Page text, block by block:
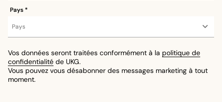
Pays
Vos données seront traitées conformément à la politique de
confidentialité de UKG.
Vous pouvez vous désabonner des messages marketing à tout
moment.